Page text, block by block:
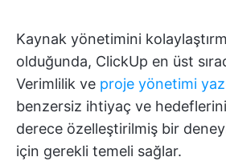
Kaynak yönetimini
olduğunda, ClickUp en üst
Verimlilik ve proje yönetimi
benzersiz ihtiyaç ve
derece özelleştirilmiş bir
için gerekli temeli sağlar.